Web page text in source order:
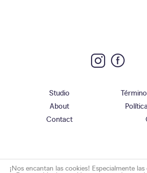
Studio
About
Contact
¡Nos encantan las cookies! Especialmente